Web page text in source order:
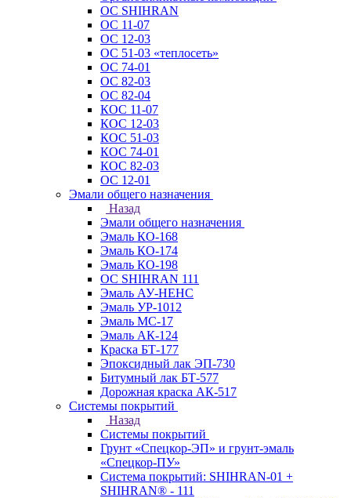
ОС SHIHRAN
ОС 11-07
ОС 12-03
ОС 51-03 «теплосеть»
ОС 74-01
ОС 82-03
ОС 82-04
КОС 11-07
КОС 12-03
КОС 51-03
КОС 74-01
КОС 82-03
ОС 12-01
Эмали общего назначения
Назад
Эмали общего назначения
Эмаль КО-168
Эмаль КО-174
Эмаль КО-198
ОС SHIHRAN 111
Эмаль АУ-НЕНС
Эмаль УР-1012
Эмаль МС-17
Эмаль АК-124
Краска БТ-177
Эпоксидный лак ЭП-730
Битумный лак БТ-577
Дорожная краска АК-517
Системы покрытий
Назад
Системы покрытий
Грунт «Спецкор-ЭП» и грунт-эмаль
«Спецкор-ПУ»
Система покрытий: SHIHRAN-01 +
SHIHRAN® - 111